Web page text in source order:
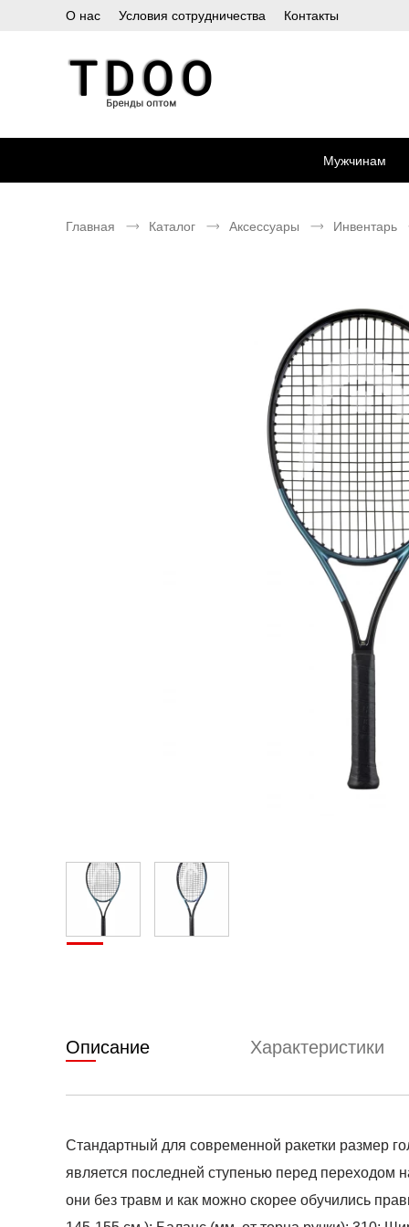
О нас Условия сотрудничества Контакты
Мужчинам
Главная Каталог Аксессуары Инвентарь
Описание Характеристики
Стандартный для современной ракетки размер
является последней ступенью перед переходом
они без травм и как можно скорее обучились